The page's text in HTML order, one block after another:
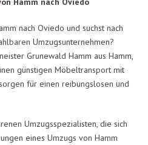
nach Oviedo und suchst nach
Umzugsunternehmen?
Grunewald Hamm aus Hamm,
günstigen Möbeltransport mit
für einen reibungslosen und
Umzugsspezialisten, die sich
eines Umzugs von Hamm